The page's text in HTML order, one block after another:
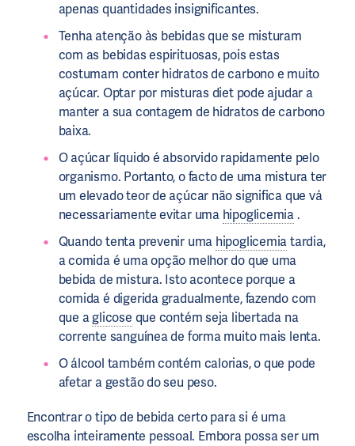
apenas quantidades insignificantes.
Tenha atenção às bebidas que se misturam
com as bebidas espirituosas, pois estas
costumam conter hidratos de carbono e muito
açúcar. Optar por misturas diet pode ajudar a
manter a sua contagem de hidratos de carbono
baixa.
O açúcar líquido é absorvido rapidamente pelo
organismo. Portanto, o facto de uma mistura ter
um elevado teor de açúcar não significa que vá
necessariamente evitar uma hipoglicemia.
Quando tenta prevenir uma hipoglicemiatardia,
a comida é uma opção melhor do que uma
bebida de mistura. Isto acontece porque a
comida é digerida gradualmente, fazendo com
que aglicose que contém seja libertada na
corrente sanguínea de forma muito mais lenta.
O álcool também contém calorias, o que pode
afetar a gestão do seu peso.
Encontrar o tipo de bebida certo para si é uma
escolha inteiramente pessoal. Embora possa ser um